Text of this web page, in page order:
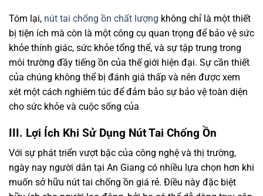
Tóm lại, nút tai chống ồn chất lượng không chỉ là một thiết
bị tiện ích mà còn là một công cụ quan trọng để bảo vệ sức
khỏe thính giác, sức khỏe tổng thể, và sự tập trung trong
môi trường đầy tiếng ồn của thế giới hiện đại. Sự cần thiết
của chúng không thể bị đánh giá thấp và nên được xem
xét một cách nghiêm túc để đảm bảo sự bảo vệ toàn diện
cho sức khỏe và cuộc sống của
III. Lợi Ích Khi Sử Dụng Nút Tai Chống Ồn
Với sự phát triển vượt bậc của công nghệ và thị trường,
ngày nay người dân tại An Giang có nhiều lựa chọn hơn khi
muốn sở hữu nút tai chống ồn giá rẻ. Điều này đặc biệt